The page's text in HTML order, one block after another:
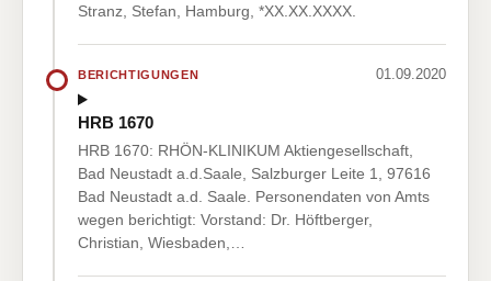
Stranz, Stefan, Hamburg, *XX.XX.XXXX.
BERICHTIGUNGEN 01.09.2020
HRB 1670
HRB 1670: RHÖN-KLINIKUM Aktiengesellschaft,
Bad Neustadt a.d.Saale, Salzburger Leite 1, 97616
Bad Neustadt a.d. Saale. Personendaten von Amts
wegen berichtigt: Vorstand: Dr. Höftberger,
Christian, Wiesbaden,…